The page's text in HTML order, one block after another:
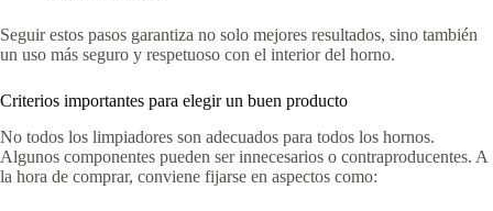
Seguir estos pasos garantiza no solo mejores resultados, sino también
un uso más seguro y respetuoso con el interior del horno.
Criterios importantes para elegir un buen producto
No todos los limpiadores son adecuados para todos los hornos.
Algunos componentes pueden ser innecesarios o contraproducentes. A
la hora de comprar, conviene fijarse en aspectos como: